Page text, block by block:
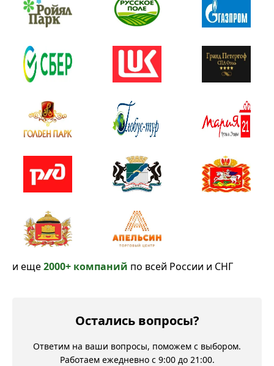
и еще2000+ компаний по всей России и СНГ
Остались вопросы?
Ответим на ваши вопросы, поможем с выбором.
Работаем ежедневно с 9:00 до 21:00.